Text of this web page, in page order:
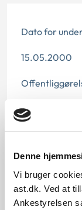
Denne
Vi bruger
ast.dk. Ved at
Ankestyrelsen
Dato for
15.05.2000
10.07.2013
Denne
Paragraf
§ 48 § 59 § 116